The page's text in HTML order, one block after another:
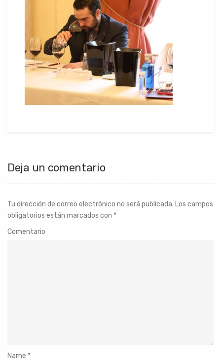
Deja un comentario
Tu dirección de correo electrónico no será publicada. Los campos
obligatorios están marcados con *
Comentario
Name *